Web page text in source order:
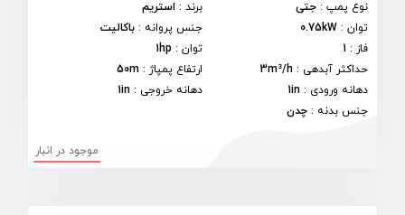
نوع پمپ : جتی برند: استریم
توان :
0.75kW جنس پروانه : باکالیت
فاز :
1 توان:
1hp
حداکثر آبدهی :
3m³/h ارتفاع پمپاژ :
50m
دهانه ورودی :
1in دهانه خروجی :
1in
جنس بدنه : چدن
موجود در انبار